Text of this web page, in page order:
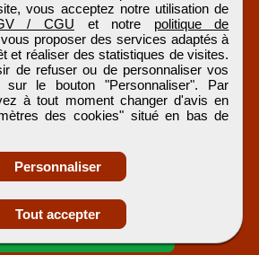
Obtenir ses
coordonnées
vous acceptez notre utilisation de
/ CGU et notre politique de
proposer des services adaptés à
et réaliser des statistiques de visites.
de refuser ou de personnaliser vos
le bouton "Personnaliser". Par
à tout moment changer d'avis en
des cookies" situé en bas de
Personnaliser
Tout accepter
CHANTIERJOB
réservés © 1999 - 2026